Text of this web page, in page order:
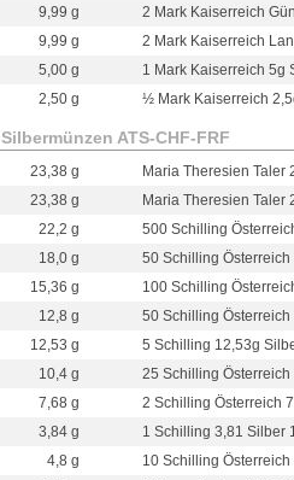
9,99 g
2 Mark Kaiserreich
9,99 g
2 Mark Kaiserreich
5,00 g
1 Mark Kaiserreich 5g
2,50 g
½ Mark Kaiserreich
Silbermünzen ATS-CHF-FRF
23,38 g
Maria Theresien Taler
23,38 g
Maria Theresien Taler
22,2 g
500 Schilling
18,0 g
50 Schilling
15,36 g
100 Schilling
12,8 g
50 Schilling
12,53 g
5 Schilling 12,53g
10,4 g
25 Schilling
7,68 g
2 Schilling Österreich
3,84 g
1 Schilling 3,81 Silber
4,8 g
10 Schilling